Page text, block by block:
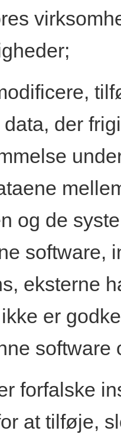
der
og de
software,
eksterne
er
software
forfalske
at tilføje,